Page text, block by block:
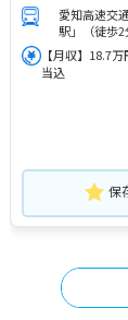
愛知高速交
駅」（徒歩2
【月収】18.7
当込
保